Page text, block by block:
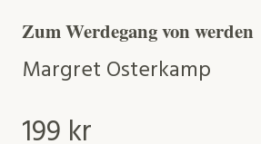
Zum Werdegang von werden
Margret Osterkamp
199 kr